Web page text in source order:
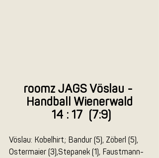
roomz JAGS Vöslau -
Handball Wienerwald
14 : 17  (7:9)
Vöslau: Kobelhirt; Bandur (5), Zöberl (5),
Ostermaier (3),Stepanek (1), Faustmann-